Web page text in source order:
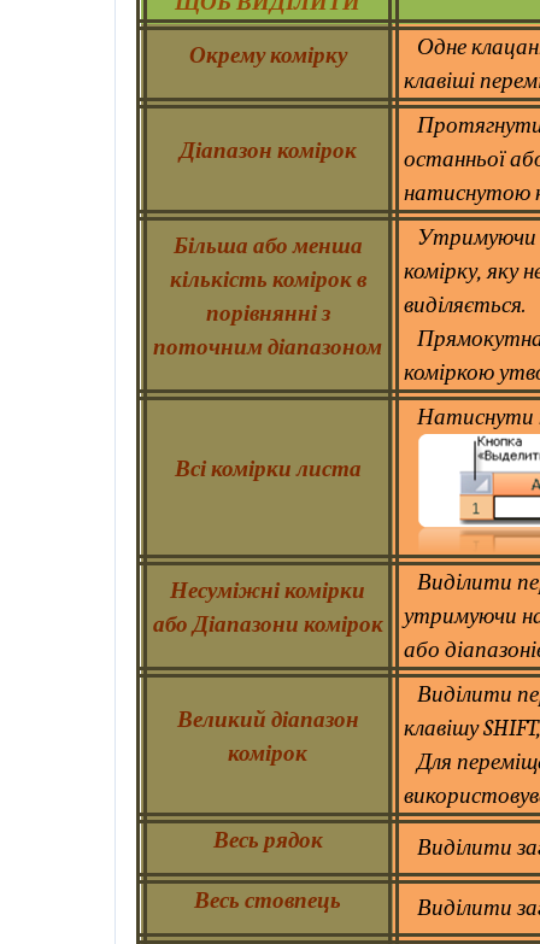
Окрему комірку
Одне
клавіші
Діапазон комірок
Протягнути
останньої
натиснутою
Більша або менша
кількість комірок в
порівнянні з
поточним діапазоном
Утримуючи
комірку, яку
виділяється.
коміркою
Всі комірки листа
Натиснути
Несуміжні комірки
або Діапазони комірок
Виділити
утримуючи
або
Великий діапазон
комірок
Виділити
клавішу
Для
Весь рядок
Виділити
Весь стовпець
Виділити